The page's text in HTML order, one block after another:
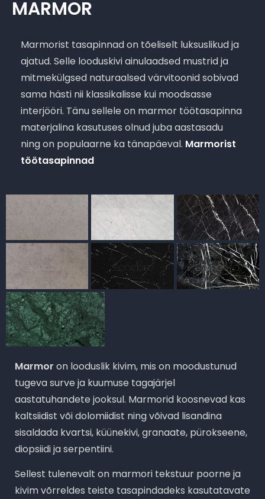
MARMOR
Marmorist tasapinnad on tõeliselt luksuslikud ja
ajatud. Selle looduskivi ainulaadsed mustrid ja
mitmekülgsed naturaalsed värvitoonid sobivad
sama hästi nii klassikalisse kui moodsasse
interjööri. Tänu sellele on marmor töötasapinna
materjalina kasutuses olnud juba aastasadu
ning on populaarne ka tänapäeval. Marmorist
töötasapinnad
Marmor on looduslik kivim, mis on moodustunud
tugeva surve ja kuumuse tagajärjel
aastatuhandete jooksul. Marmorid koosnevad kas
kaltsiidist või dolomiidist ning võivad lisandina
sisaldada kvartsi, küünekivi, granaate, pürokseene,
diopsiidi ja serpentiini.
Sellest tulenevalt on marmori tekstuur poorne ja
kivim võrreldes teiste tasapindadeks kasutatavate